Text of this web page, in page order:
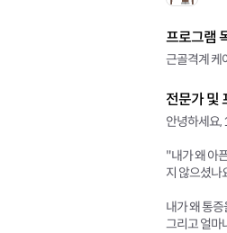
프로그램
근골격계 케
전문가 및
안녕하세요,
"내가 왜 아
지 않으셨나
내가 왜 통
그리고 얼마